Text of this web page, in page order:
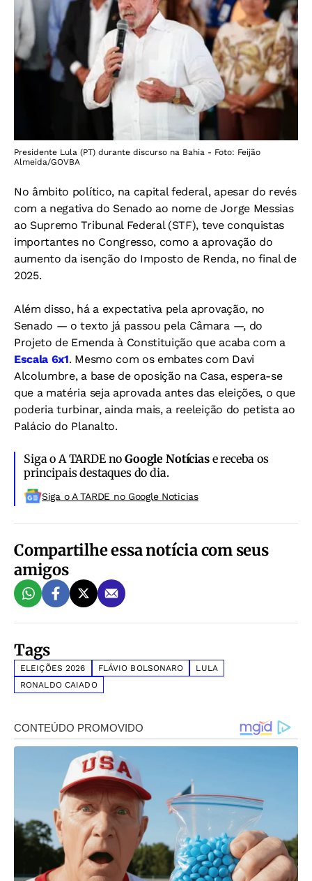
Presidente Lula (PT) durante discurso na Bahia - Foto: Feijão
Almeida/GOVBA
No âmbito político, na capital federal, apesar do revés
com a negativa do Senado ao nome de Jorge Messias
ao Supremo Tribunal Federal (STF), teve conquistas
importantes no Congresso, como a aprovação do
aumento da isenção do Imposto de Renda, no final de
2025.
Além disso, há a expectativa pela aprovação, no
Senado — o texto já passou pela Câmara —, do
Projeto de Emenda à Constituição que acaba com a
Escala 6x1. Mesmo com os embates com Davi
Alcolumbre, a base de oposição na Casa, espera-se
que a matéria seja aprovada antes das eleições, o que
poderia turbinar, ainda mais, a reeleição do petista ao
Palácio do Planalto.
Siga o A TARDE noGoogle Notíciase receba os
principais destaques do dia.
Siga o A TARDE no Google Noticias
Compartilhe essa notícia com seus
amigos
Tags
ELEIÇÕES 2026 FLÁVIO BOLSONARO
LULA
RONALDO CAIADO